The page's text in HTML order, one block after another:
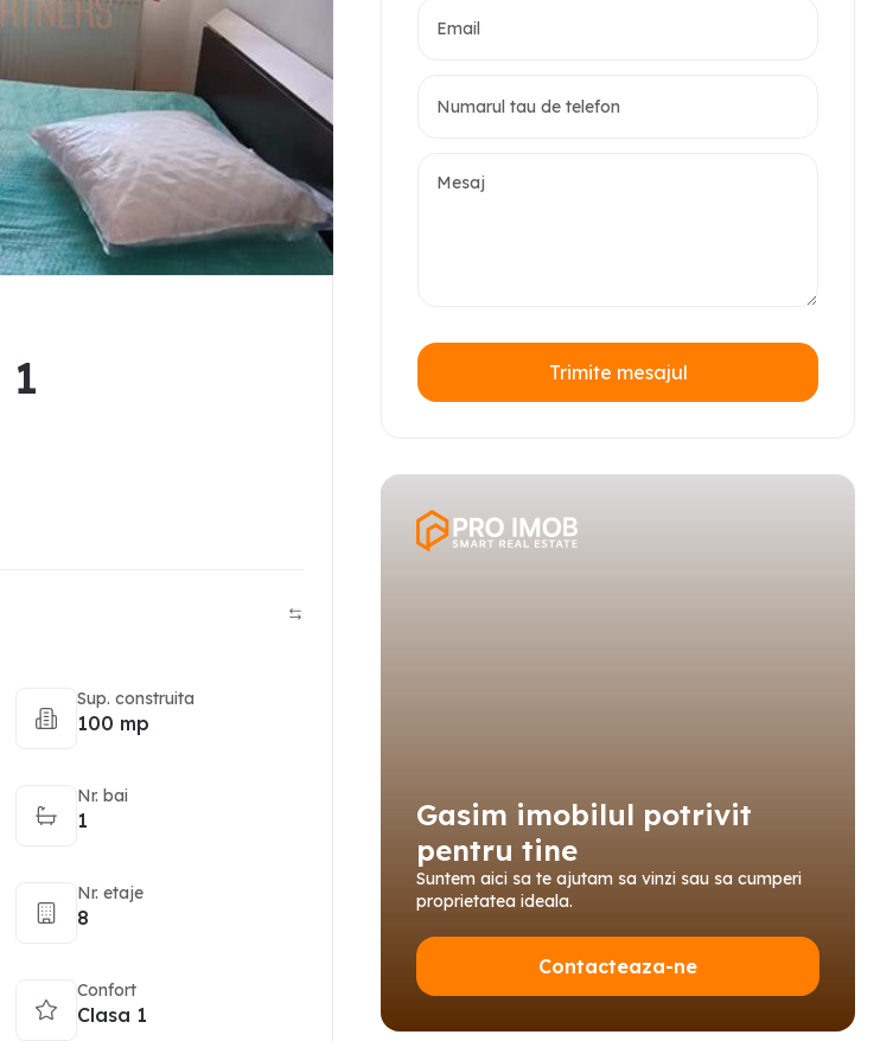
Sup. construita
100 mp
Nr. bai
1
Nr. etaje
8
Confort
Clasa 1
Trimite mesajul
Gasim imobilul potrivit
pentru tine
Suntem aici sa te ajutam sa vinzi sau sa cumperi
proprietatea ideala.
Contacteaza-ne